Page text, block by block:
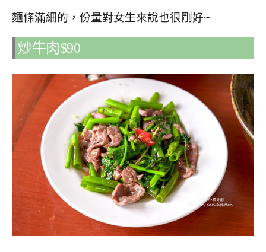
麵條滿細的，份量對女生來說也很剛好~
炒牛肉$90